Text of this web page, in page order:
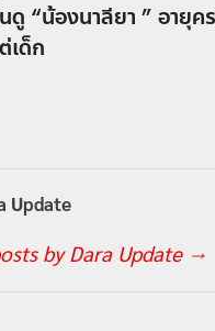
ดู “น้องนาลียา ” อายุค
เด็ก
Update
by Dara Update →